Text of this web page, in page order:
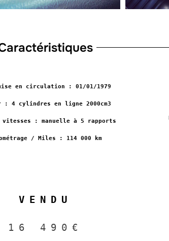
en circulation : 01/01/1979
: 4 cylindres en ligne 2000cm3
vitesses : manuelle à 5 rapports
/ Miles : 114 000 km
VENDU
16 490€